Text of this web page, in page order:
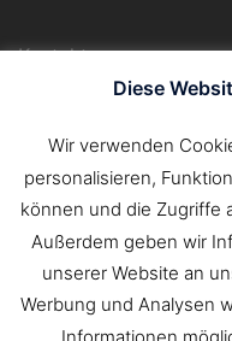
Kontakt
Impressum
Suchen
nach:
Diese
Wir verwenden
personalisieren,
können und die Zugriffe
Außerdem geben wir
unserer Website an
Werbung und Analysen